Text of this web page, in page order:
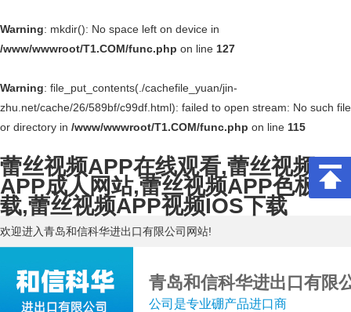
Warning: mkdir(): No space left on device in
/www/wwwroot/T1.COM/func.php on line 127
Warning: file_put_contents(./cachefile_yuan/jin-
zhu.net/cache/26/589bf/c99df.html): failed to open stream: No such file
or directory in /www/wwwroot/T1.COM/func.php on line 115
蕾丝视频APP在线观看,蕾丝视频
APP成人网站,蕾丝视频APP色板下
载,蕾丝视频APP视频IOS下载
欢迎进入青岛和信科华进出口有限公司网站!
青岛和信科华进出口有限
公司是专业硼产品进口商